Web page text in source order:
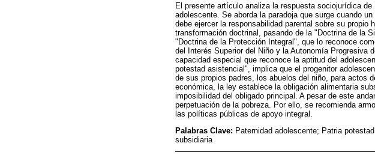
El presente artículo analiza la respuesta sociojurídica
adolescente. Se aborda la paradoja que surge cuando
debe ejercer la responsabilidad parental sobre su
transformación doctrinal, pasando de la "Doctrina de la
"Doctrina de la Protección Integral", que lo reconoce
del Interés Superior del Niño y la Autonomía Progresiva
capacidad especial que reconoce la aptitud del
potestad asistencial", implica que el progenitor
de sus propios padres, los abuelos del niño, para actos
económica, la ley establece la obligación alimentaria
imposibilidad del obligado principal. A pesar de este
perpetuación de la pobreza. Por ello, se recomienda
las políticas públicas de apoyo integral.
Palabras Clave: Paternidad adolescente; Patria
subsidiaria